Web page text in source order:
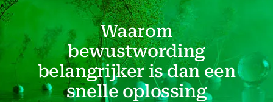
Waarom
bewustwording
belangrijker is dan een
snelle oplossing